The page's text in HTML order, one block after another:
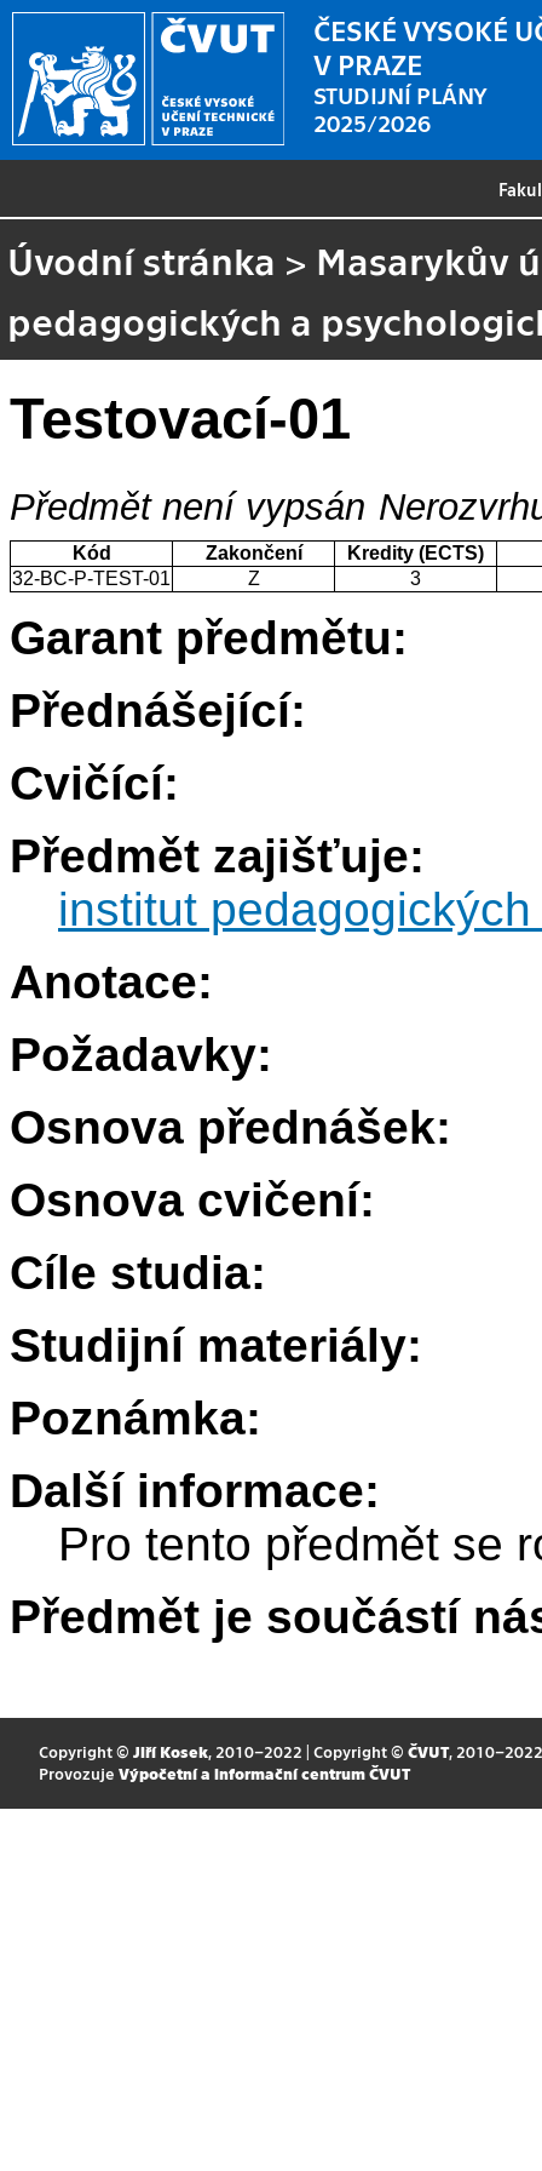
ČESKÉ VYSOKÉ
V PRAZE
STUDIJNÍ PLÁNY
2025/2026
Úvodní stránka > Masarykův
pedagogických a
Testovací-01
Předmět není vypsán
Kód Zakončení
Kredity (ECTS)
32-BC-P-TEST-01
Z 3
Garant předmětu:
Přednášející:
Cvičící:
Předmět zajišťuje:
institut
Anotace:
Požadavky:
Osnova přednášek:
Osnova cvičení:
Cíle studia:
Studijní materiály:
Poznámka:
Další informace:
Pro tento předmět se
Předmět je součástí
Copyright © Jiří Kosek, 2010–2022 | Copyright © ČVUT, 2010–2022
Provozuje Výpočetní a informační centrum ČVUT